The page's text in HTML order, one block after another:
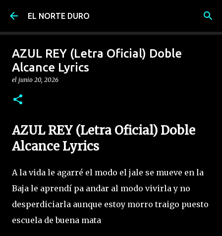
Ir al contenido principal
EL NORTE DURO
AZUL REY (Letra Oficial) Doble
Alcance Lyrics
el junio 20, 2026
AZUL REY (Letra Oficial) Doble
Alcance Lyrics
A la vida le agarré el modo el jale se mueve en la
Baja le aprendí pa andar al modo vivirla y no
desperdiciarla aunque estoy morro traigo puesto
escuela de buena mata